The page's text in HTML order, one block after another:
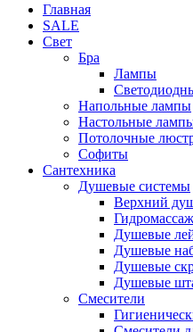
Главная
SALE
Свет
Бра
Лампы
Напольные лампы
Настольные
Потолочные
Софиты
Сантехника
Душевые системы
Верхний
Душевые
Душевые
Душевые
Душевые
Смесители